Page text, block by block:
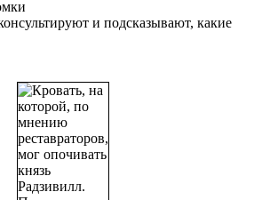
и подсказывают, какие